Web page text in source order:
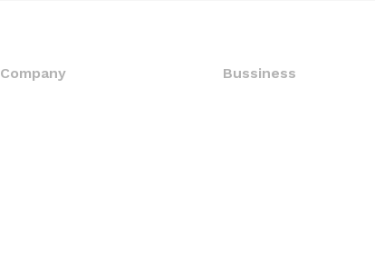
Company Bussiness